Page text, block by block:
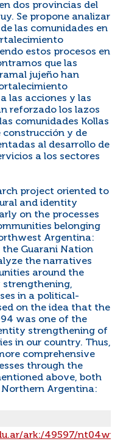
dos provincias del
Se propone analizar
las comunidades en
estos procesos en
que las
jujeño han
las acciones y las
reforzado los lazos
comunidades Kollas
construcción y de
al desarrollo de
a los sectores
project oriented to
and identity
on the processes
belonging
Argentina:
the Guarani Nation
the narratives
around the
strengthening,
in a political-
on the idea that the
was one of the
strengthening of
in our country. Thus,
comprehensive
through the
above, both
Argentina:
ark:/49597/